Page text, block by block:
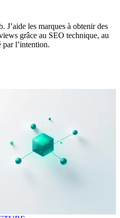
les marques à obtenir des
grâce au SEO technique, au
l’intention.